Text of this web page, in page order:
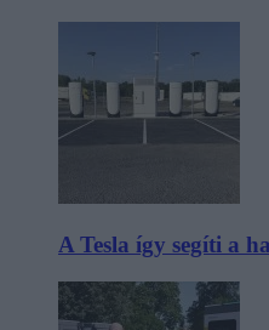
A Tesla így segíti a